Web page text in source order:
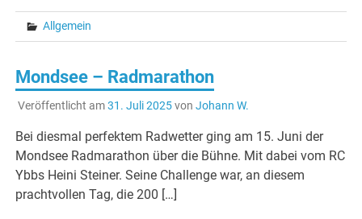
Allgemein
Mondsee – Radmarathon
Veröffentlicht am31. Juli 2025von Johann W.
Bei diesmal perfektem Radwetter ging am 15. Juni der
Mondsee Radmarathon über die Bühne. Mit dabei vom RC
Ybbs Heini Steiner. Seine Challenge war, an diesem
prachtvollen Tag, die 200 […]